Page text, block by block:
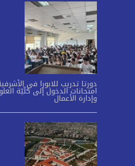
دورتا تدريب للابورا في
امتحانات الدخول إلى كلّيّة
وإدارة الأعمال